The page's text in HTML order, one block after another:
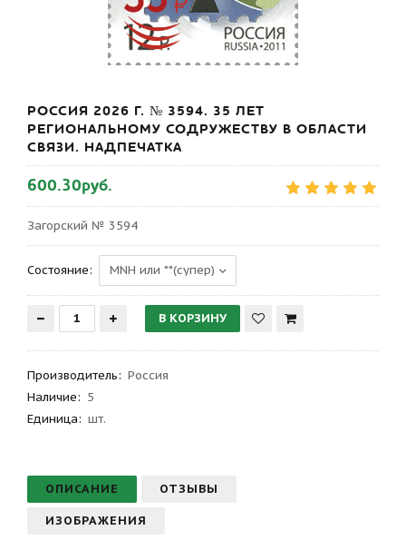
РОССИЯ 2026 Г. № 3594. 35 ЛЕТ
РЕГИОНАЛЬНОМУ СОДРУЖЕСТВУ В ОБЛАСТИ
СВЯЗИ. НАДПЕЧАТКА
600.30руб.
Загорский № 3594
Состояние:
Производитель: Россия
Наличие: 5
Единица: шт.
ОПИСАНИЕ ОТЗЫВЫ
ИЗОБРАЖЕНИЯ